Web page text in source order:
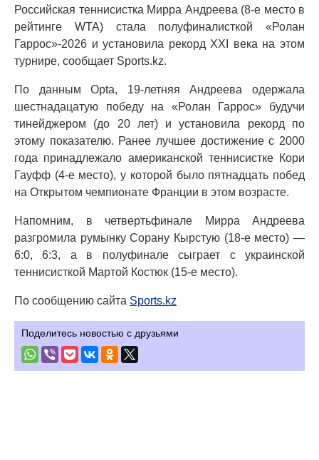
Российская теннисистка Мирра Андреева (8-е место в
рейтинге WTA) стала полуфиналисткой «Ролан
Гаррос»-2026 и установила рекорд XXI века на этом
турнире, сообщает Sports.kz.
По данным Opta, 19-летняя Андреева одержала
шестнадацатую победу на «Ролан Гаррос» будучи
тинейджером (до 20 лет) и установила рекорд по
этому показателю. Ранее лучшее достижение с 2000
года принадлежало американской теннисистке Кори
Гауфф (4-е место), у которой было пятнадцать побед
на Открытом чемпионате Франции в этом возрасте.
Напомним, в четвертьфинале Мирра Андреева
разгромила румынку Сорану Кырстую (18-е место) —
6:0, 6:3, а в полуфинале сыграет с украинской
теннисисткой Мартой Костюк (15-е место).
По сообщению сайта Sports.kz
Поделитесь новостью с друзьями